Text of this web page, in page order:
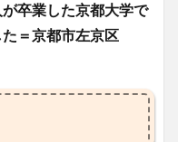
卒業した京都大学で
＝京都市左京区